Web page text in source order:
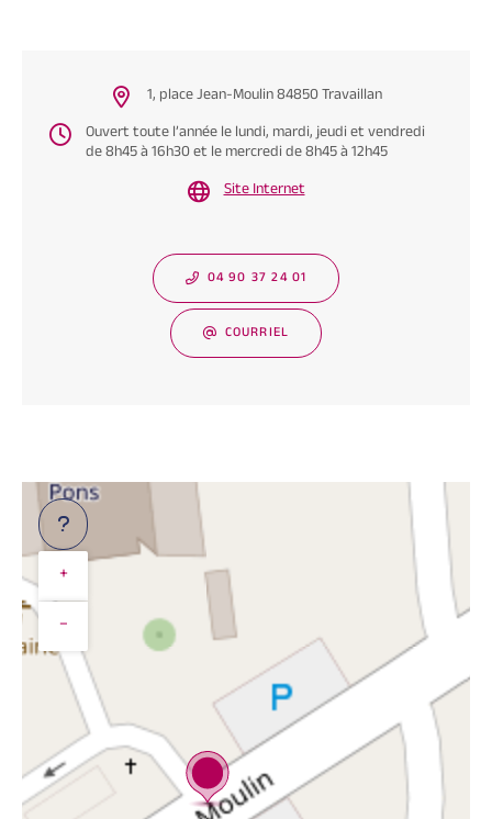
1, place Jean-Moulin 84850 Travaillan
Ouvert toute l’année le lundi, mardi, jeudi et vendredi
de 8h45 à 16h30 et le mercredi de 8h45 à 12h45
Site Internet
04 90 37 24 01
COURRIEL
+
−